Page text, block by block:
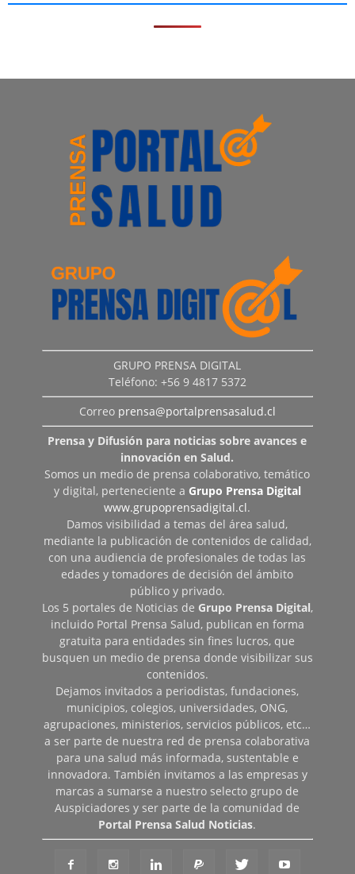
GRUPO PRENSA DIGITAL
Teléfono: +56 9 4817 5372
Correo prensa@portalprensasalud.cl
Prensa y Difusión para noticias sobre avances e
innovación en Salud.
Somos un medio de prensa colaborativo, temático
y digital, perteneciente a Grupo Prensa Digital
www.grupoprensadigital.cl.
Damos visibilidad a temas del área salud,
mediante la publicación de contenidos de calidad,
con una audiencia de profesionales de todas las
edades y tomadores de decisión del ámbito
público y privado.
Los 5 portales de Noticias de Grupo Prensa Digital,
incluido Portal Prensa Salud, publican en forma
gratuita para entidades sin fines lucros, que
busquen un medio de prensa donde visibilizar sus
contenidos.
Dejamos invitados a periodistas, fundaciones,
municipios, colegios, universidades, ONG,
agrupaciones, ministerios, servicios públicos, etc…
a ser parte de nuestra red de prensa colaborativa
para una salud más informada, sustentable e
innovadora. También invitamos a las empresas y
marcas a sumarse a nuestro selecto grupo de
Auspiciadores y ser parte de la comunidad de
Portal Prensa Salud Noticias.